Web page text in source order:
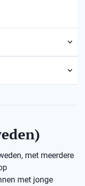
met meerdere
met jonge